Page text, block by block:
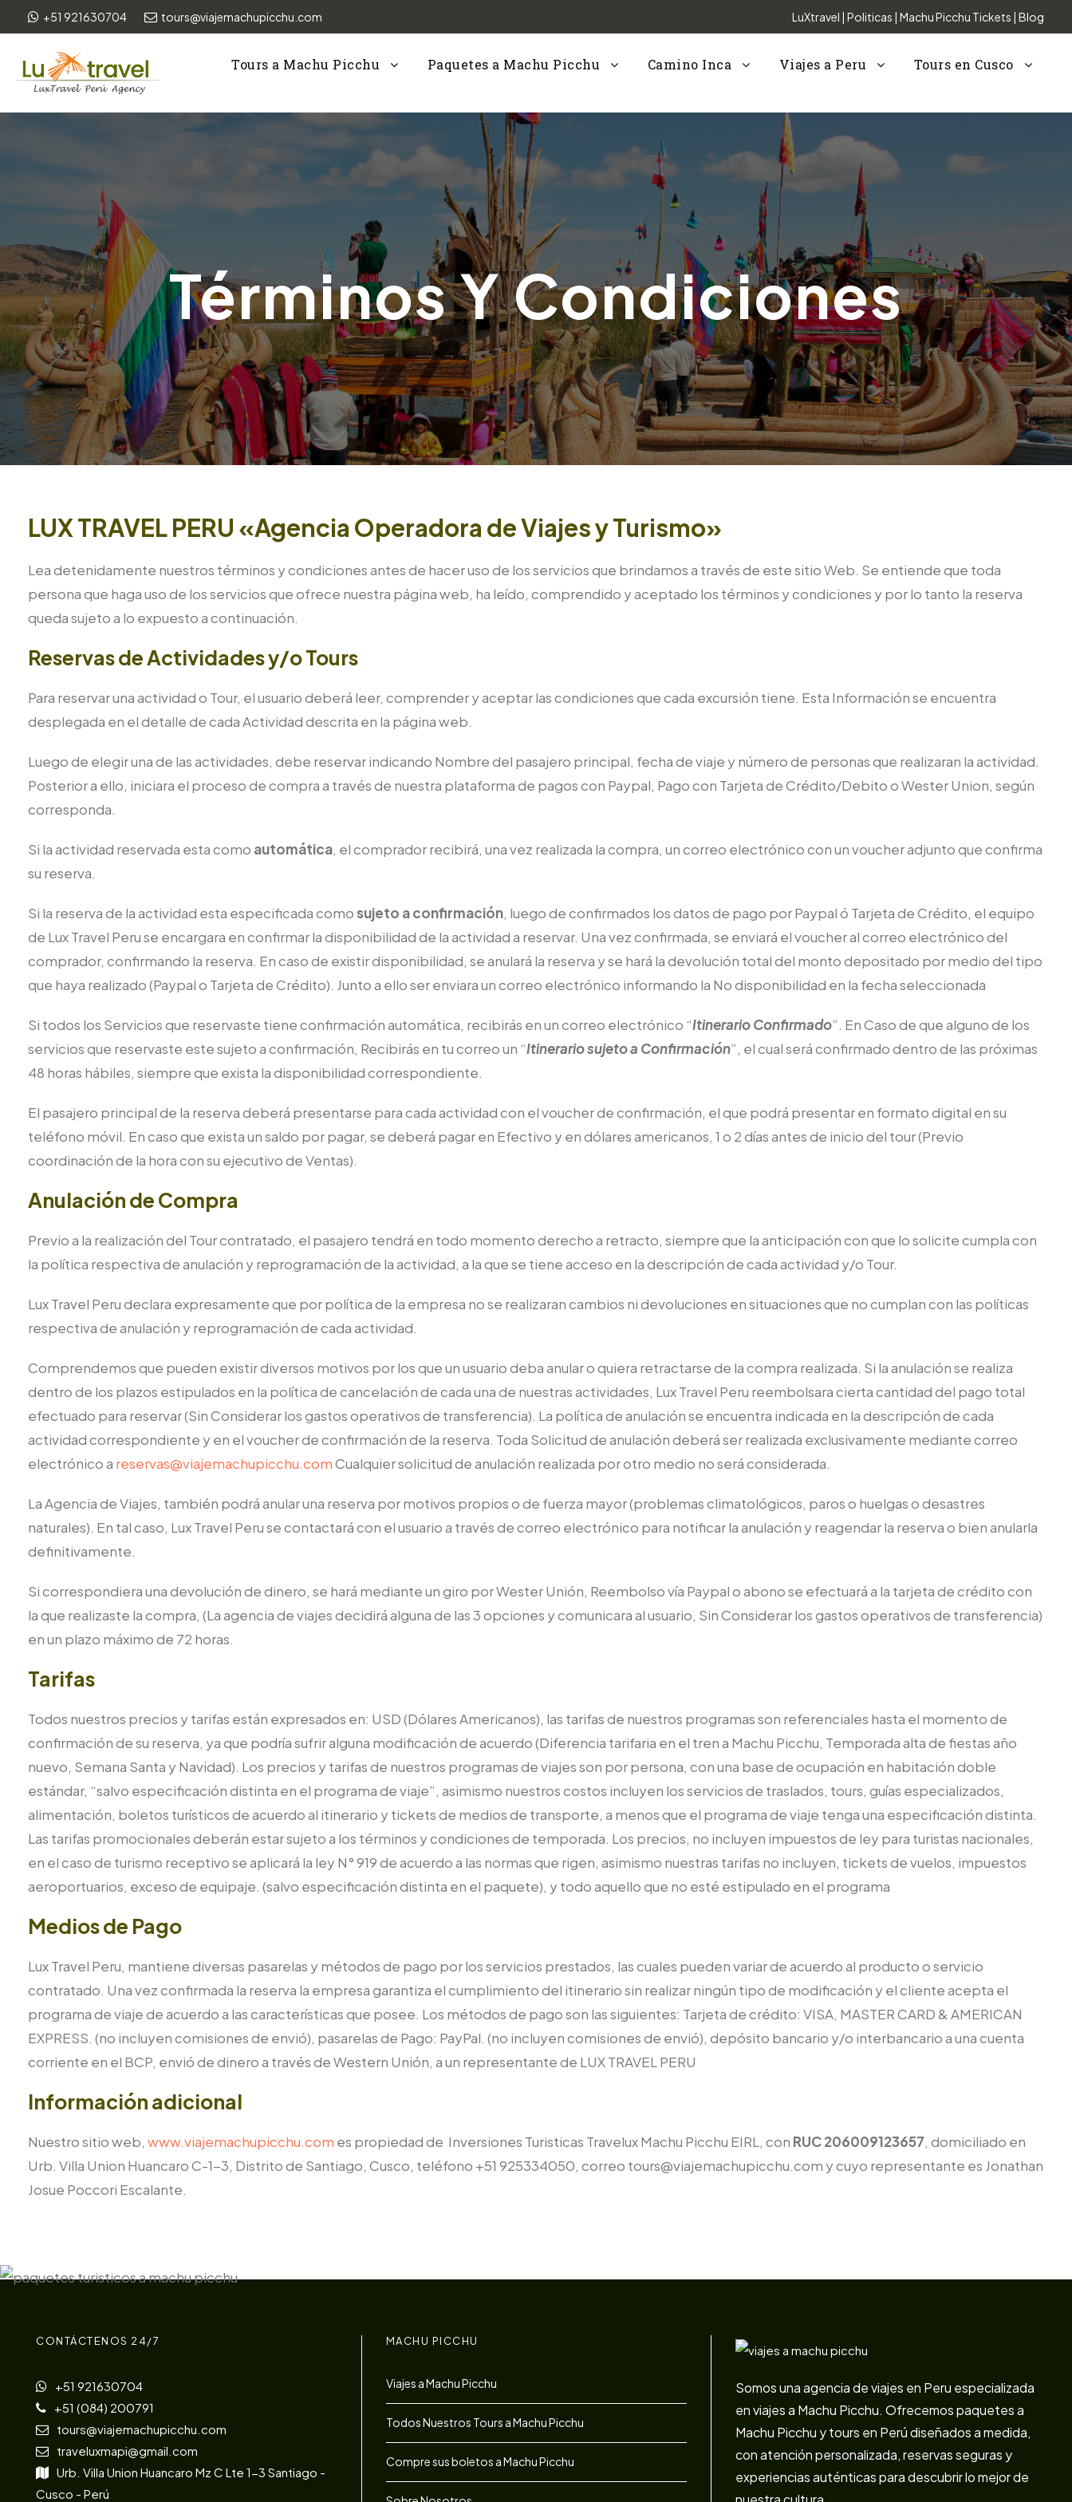
+51 921630704 tours@viajemachupicchu.com LuXtravel | Politicas | Machu Picchu Tickets | Blog
Tours a Machu Picchu Paquetes a Machu Picchu Camino Inca Viajes a Peru Tours en Cusco
Términos Y Condiciones
LUX TRAVEL PERU «Agencia Operadora de Viajes y Turismo»
Lea detenidamente nuestros términos y condiciones antes de hacer uso de los servicios que brindamos a través de este sitio Web. Se entiende que toda
persona que haga uso de los servicios que ofrece nuestra página web, ha leído, comprendido y aceptado los términos y condiciones y por lo tanto la reserva
queda sujeto a lo expuesto a continuación.
Reservas de Actividades y/o Tours
Para reservar una actividad o Tour, el usuario deberá leer, comprender y aceptar las condiciones que cada excursión tiene. Esta Información se encuentra
desplegada en el detalle de cada Actividad descrita en la página web.
Luego de elegir una de las actividades, debe reservar indicando Nombre del pasajero principal, fecha de viaje y número de personas que realizaran la actividad.
Posterior a ello, iniciara el proceso de compra a través de nuestra plataforma de pagos con Paypal, Pago con Tarjeta de Crédito/Debito o Wester Union, según
corresponda.
Si la actividad reservada esta como automática, el comprador recibirá, una vez realizada la compra, un correo electrónico con un voucher adjunto que confirma
su reserva.
Si la reserva de la actividad esta especificada comosujeto a confirmación, luego de confirmados los datos de pago por Paypal ó Tarjeta de Crédito, el equipo
de Lux Travel Peru se encargara en confirmar la disponibilidad de la actividad a reservar. Una vez confirmada, se enviará el voucher al correo electrónico del
comprador, confirmando la reserva. En caso de existir disponibilidad, se anulará la reserva y se hará la devolución total del monto depositado por medio del tipo
que haya realizado (Paypal o Tarjeta de Crédito). Junto a ello ser enviara un correo electrónico informando la No disponibilidad en la fecha seleccionada
Si todos los Servicios que reservaste tiene confirmación automática, recibirás en un correo electrónico “Itinerario Confirmado”. En Caso de que alguno de los
servicios que reservaste este sujeto a confirmación, Recibirás en tu correo un “Itinerario sujeto a Confirmación”, el cual será confirmado dentro de las próximas
48 horas hábiles, siempre que exista la disponibilidad correspondiente.
El pasajero principal de la reserva deberá presentarse para cada actividad con el voucher de confirmación, el que podrá presentar en formato digital en su
teléfono móvil. En caso que exista un saldo por pagar, se deberá pagar en Efectivo y en dólares americanos, 1 o 2 días antes de inicio del tour (Previo
coordinación de la hora con su ejecutivo de Ventas).
Anulación de Compra
Previo a la realización del Tour contratado, el pasajero tendrá en todo momento derecho a retracto, siempre que la anticipación con que lo solicite cumpla con
la política respectiva de anulación y reprogramación de la actividad, a la que se tiene acceso en la descripción de cada actividad y/o Tour.
Lux Travel Peru declara expresamente que por política de la empresa no se realizaran cambios ni devoluciones en situaciones que no cumplan con las políticas
respectiva de anulación y reprogramación de cada actividad.
Comprendemos que pueden existir diversos motivos por los que un usuario deba anular o quiera retractarse de la compra realizada. Si la anulación se realiza
dentro de los plazos estipulados en la política de cancelación de cada una de nuestras actividades, Lux Travel Peru reembolsara cierta cantidad del pago total
efectuado para reservar (Sin Considerar los gastos operativos de transferencia). La política de anulación se encuentra indicada en la descripción de cada
actividad correspondiente y en el voucher de confirmación de la reserva. Toda Solicitud de anulación deberá ser realizada exclusivamente mediante correo
electrónico a reservas@viajemachupicchu.comCualquier solicitud de anulación realizada por otro medio no será considerada.
La Agencia de Viajes, también podrá anular una reserva por motivos propios o de fuerza mayor (problemas climatológicos, paros o huelgas o desastres
naturales). En tal caso, Lux Travel Peru se contactará con el usuario a través de correo electrónico para notificar la anulación y reagendar la reserva o bien anularla
definitivamente.
Si correspondiera una devolución de dinero, se hará mediante un giro por Wester Unión, Reembolso vía Paypal o abono se efectuará a la tarjeta de crédito con
la que realizaste la compra, (La agencia de viajes decidirá alguna de las 3 opciones y comunicara al usuario, Sin Considerar los gastos operativos de transferencia)
en un plazo máximo de 72 horas.
Tarifas
Todos nuestros precios y tarifas están expresados en: USD (Dólares Americanos), las tarifas de nuestros programas son referenciales hasta el momento de
confirmación de su reserva, ya que podría sufrir alguna modificación de acuerdo (Diferencia tarifaria en el tren a Machu Picchu, Temporada alta de fiestas año
nuevo, Semana Santa y Navidad). Los precios y tarifas de nuestros programas de viajes son por persona, con una base de ocupación en habitación doble
estándar, “salvo especificación distinta en el programa de viaje”, asimismo nuestros costos incluyen los servicios de traslados, tours, guías especializados,
alimentación, boletos turísticos de acuerdo al itinerario y tickets de medios de transporte, a menos que el programa de viaje tenga una especificación distinta.
Las tarifas promocionales deberán estar sujeto a los términos y condiciones de temporada. Los precios, no incluyen impuestos de ley para turistas nacionales,
en el caso de turismo receptivo se aplicará la ley N° 919 de acuerdo a las normas que rigen, asimismo nuestras tarifas no incluyen, tickets de vuelos, impuestos
aeroportuarios, exceso de equipaje. (salvo especificación distinta en el paquete), y todo aquello que no esté estipulado en el programa
Medios de Pago
Lux Travel Peru, mantiene diversas pasarelas y métodos de pago por los servicios prestados, las cuales pueden variar de acuerdo al producto o servicio
contratado. Una vez confirmada la reserva la empresa garantiza el cumplimiento del itinerario sin realizar ningún tipo de modificación y el cliente acepta el
programa de viaje de acuerdo a las características que posee. Los métodos de pago son las siguientes: Tarjeta de crédito: VISA, MASTER CARD & AMERICAN
EXPRESS. (no incluyen comisiones de envió), pasarelas de Pago: PayPal. (no incluyen comisiones de envió), depósito bancario y/o interbancario a una cuenta
corriente en el BCP, envió de dinero a través de Western Unión, a un representante de LUX TRAVEL PERU
Información adicional
Nuestro sitio web, www.viajemachupicchu.com es propiedad de Inversiones Turisticas Travelux Machu Picchu EIRL, con RUC 206009123657, domiciliado en
Urb. Villa Union Huancaro C-1-3, Distrito de Santiago, Cusco, teléfono +51 925334050, correo tours@viajemachupicchu.com y cuyo representante es Jonathan
Josue Poccori Escalante.
CONTÁCTENOS 24/7
+51 921630704
+51 (084) 200791
tours@viajemachupicchu.com
traveluxmapi@gmail.com
Urb. Villa Union Huancaro Mz C Lte 1-3 Santiago -
Cusco - Perú
MACHU PICCHU
Viajes a Machu Picchu
Todos Nuestros Tours a Machu Picchu
Compre sus boletos a Machu Picchu
Somos una agencia de viajes en Peru especializada
en viajes a Machu Picchu. Ofrecemos paquetes a
Machu Picchu y tours en Perú diseñados a medida,
con atención personalizada, reservas seguras y
experiencias auténticas para descubrir lo mejor de